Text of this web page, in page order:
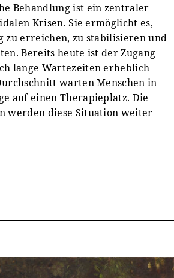
Behandlung ist ein zentraler
Krisen. Sie ermöglicht es,
zu erreichen, zu stabilisieren und
Bereits heute ist der Zugang
lange Wartezeiten erheblich
warten Menschen in
auf einen Therapieplatz. Die
werden diese Situation weiter